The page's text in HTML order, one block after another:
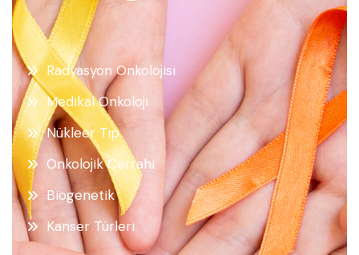
Radyasyon Onkolojisi
Medikal Onkoloji
Nükleer Tıp
Onkolojik Cerrahi
Biogenetik
Kanser Türleri